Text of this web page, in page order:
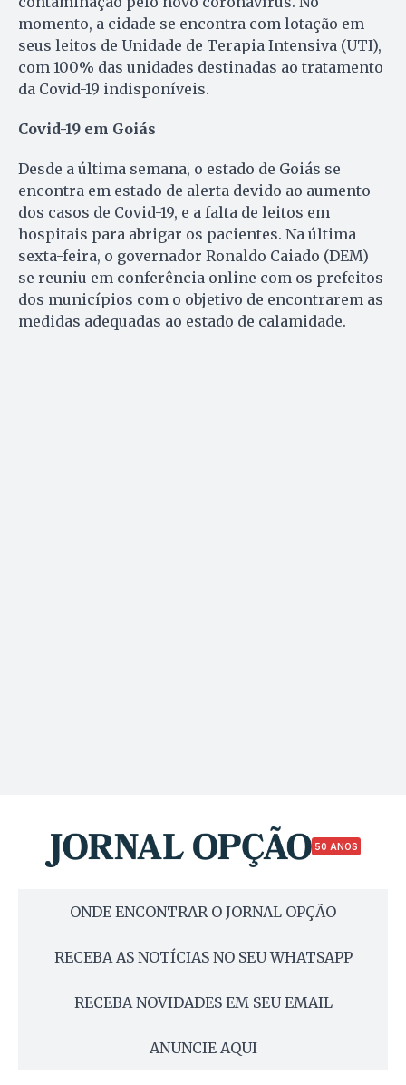
momento, a cidade se encontra com lotação em
seus leitos de Unidade de Terapia Intensiva (UTI),
com 100% das unidades destinadas ao tratamento
da Covid-19 indisponíveis.
Covid-19 em Goiás
Desde a última semana, o estado de Goiás se
encontra em estado de alerta devido ao aumento
dos casos de Covid-19, e a falta de leitos em
hospitais para abrigar os pacientes. Na última
sexta-feira, o governador Ronaldo Caiado (DEM)
se reuniu em conferência online com os prefeitos
dos municípios com o objetivo de encontrarem as
medidas adequadas ao estado de calamidade.
50 ANOS
ONDE ENCONTRAR O JORNAL OPÇÃO
RECEBA AS NOTÍCIAS NO SEU WHATSAPP
RECEBA NOVIDADES EM SEU EMAIL
ANUNCIE AQUI